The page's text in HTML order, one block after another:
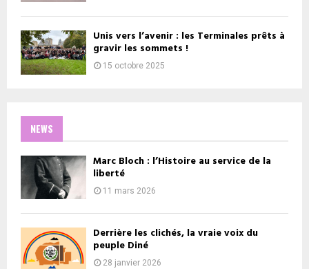
Unis vers l’avenir : les Terminales prêts à
gravir les sommets !
15 octobre 2025
NEWS
Marc Bloch : l’Histoire au service de la
liberté
11 mars 2026
Derrière les clichés, la vraie voix du
peuple Diné
28 janvier 2026